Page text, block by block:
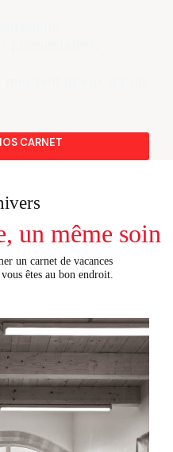
CARNET
un même soin
un carnet de vacances
êtes au bon endroit.